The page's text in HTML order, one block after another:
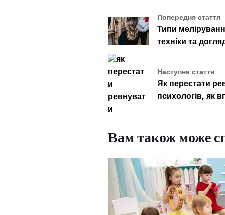
Попередня стаття
Типи
техніки та
Наступна стаття
Як перестати
психологів, як
Вам також може